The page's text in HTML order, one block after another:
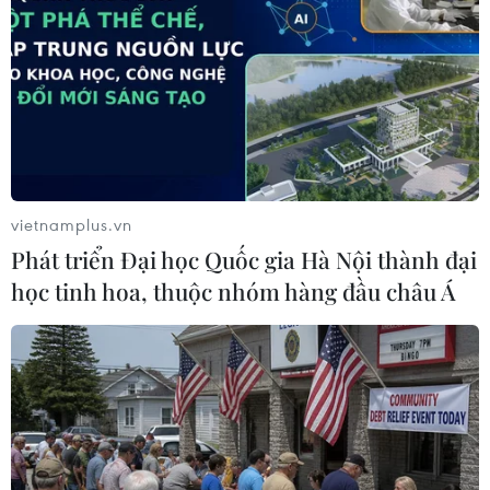
11/03/2021 03:24
Với Thủ đô Hà Nội, quy hoạch cho sân bay thứ 2 là điều
cần thiết để hoạch định tương lại và cần phải có bước
đi ban đầu đó là tìm được vị trí thích hợp.
vietnamplus.vn
Phát triển Đại học Quốc gia Hà Nội thành đại
học tinh hoa, thuộc nhóm hàng đầu châu Á